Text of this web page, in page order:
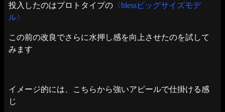
投入したのはプロトタイプの〈blessビッグサイズモデ
ル〉
この前の改良でさらに水押し感を向上させたのを試して
みます
イメージ的には、こちらから強いアピールで仕掛ける感
じ